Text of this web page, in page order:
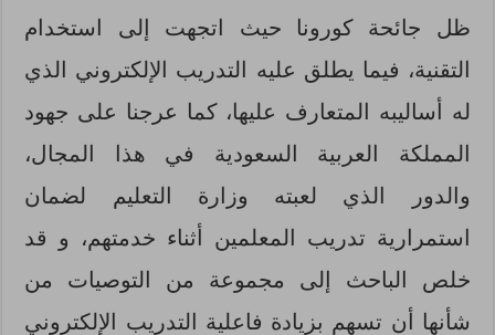
ظل جائحة كورونا حيث اتجهت إلى استخدام
التقنية، فيما يطلق عليه التدريب الإلكتروني الذي
له أساليبه المتعارف عليها، كما عرجنا على جهود
المملكة العربية السعودية في هذا المجال،
والدور الذي لعبته وزارة التعليم لضمان
استمرارية تدريب المعلمين أثناء خدمتهم، و قد
خلص الباحث إلى مجموعة من التوصيات من
شأنها أن تسهم بزيادة فاعلية التدريب الإلكتروني